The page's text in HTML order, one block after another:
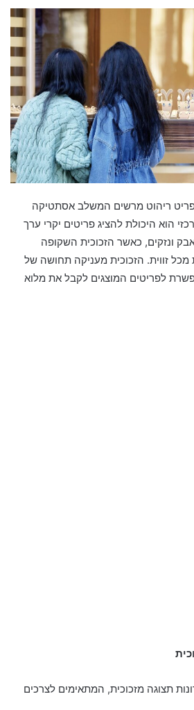
פריט ריהוט מרשים המשלב אסתטיקה
הוא היכולת להציג פריטים יקרי ערך
ונזקים, כאשר הזכוכית השקופה
זווית. הזכוכית מעניקה תחושה של
לפריטים המוצגים לקבל את מלוא
תצוגה מזכוכית, המתאימים לצרכים